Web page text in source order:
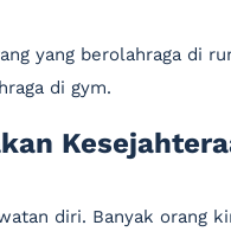
yang berolahraga di
di gym.
diri. Banyak orang